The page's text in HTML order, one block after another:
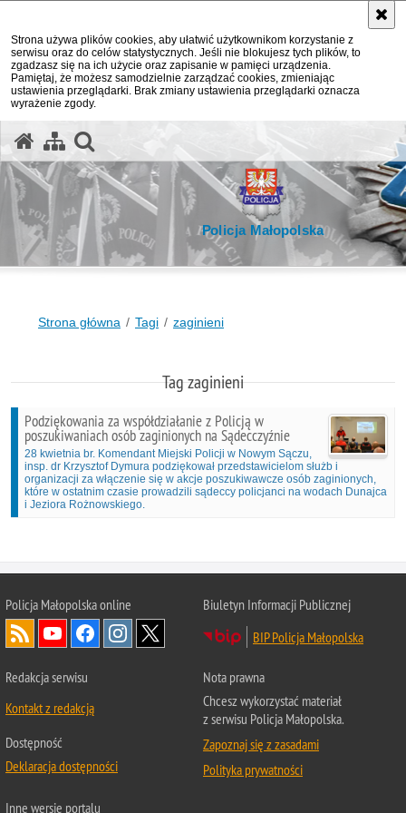
Strona używa plików cookies, aby ułatwić użytkownikom korzystanie z
serwisu oraz do celów statystycznych. Jeśli nie blokujesz tych plików, to
zgadzasz się na ich użycie oraz zapisanie w pamięci urządzenia.
Pamiętaj, że możesz samodzielnie zarządzać cookies, zmieniając
ustawienia przeglądarki. Brak zmiany ustawienia przeglądarki oznacza
wyrażenie zgody.
Policja Małopolska
Strona główna Tagi zaginieni
Tag zaginieni
Podziękowania za współdziałanie z Policją w
poszukiwaniach osób zaginionych na Sądecczyźnie
28 kwietnia br. Komendant Miejski Policji w Nowym Sączu,
insp. dr Krzysztof Dymura podziękował przedstawicielom służb i
organizacji za włączenie się w akcje poszukiwawcze osób zaginionych,
które w ostatnim czasie prowadzili sądeccy policjanci na wodach Dunajca
i Jeziora Rożnowskiego.
Policja Małopolska online
Biuletyn Informacji Publicznej
BIP Policja Małopolska
Redakcja serwisu
Kontakt z redakcją
Dostępność
Deklaracja dostępności
Nota prawna
Chcesz wykorzystać materiał
z serwisu Policja Małopolska.
Zapoznaj się z zasadami
Polityka prywatności
Inne wersje portalu